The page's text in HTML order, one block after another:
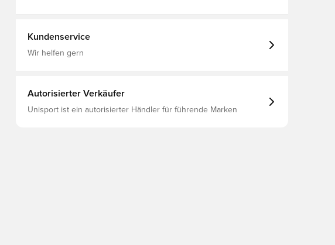
Kundenservice
Wir helfen gern
Autorisierter Verkäufer
Unisport ist ein autorisierter Händler für führende Marken